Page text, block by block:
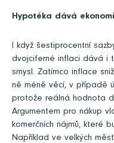
Hypotéka dává
I když šestiprocentní
dvojciferné inflaci dává i
smysl. Zatímco inflace
ně méně věcí, v případě
protože reálná hodnota
Argumentem pro nákup
komerčních nájmů, které
Například ve velkých